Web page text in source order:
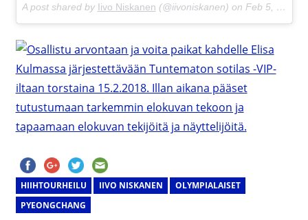
A post shared by Iivo Niskanen (@iivoniskanen) on Feb 5, 2018 at 1:53am PST
HIIHTOURHEILU IIVO NISKANEN
OLYMPIALAISET
PYEONGCHANG